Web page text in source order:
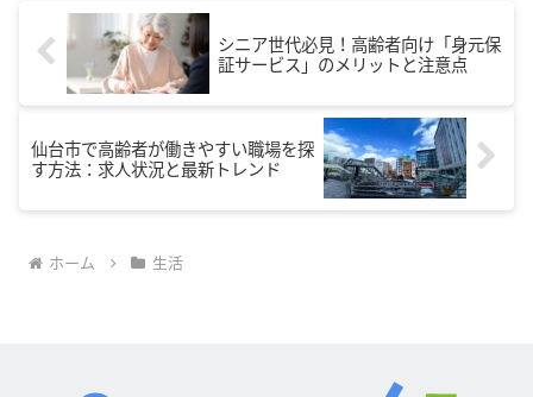
シニア世代必見！高齢者向け「身元保
証サービス」のメリットと注意点
仙台市で高齢者が働きやすい職場を探
す方法：求人状況と最新トレンド
ホーム 生活